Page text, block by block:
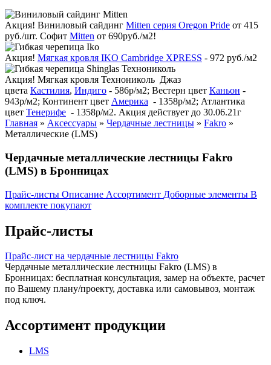
Акция! Виниловый сайдинг Mitten серия Oregon Pride от 415
руб./шт. Софит Mitten от 690руб./м2!
Акция! Мягкая кровля IKO Cambridge XPRESS - 972 руб./м2
Акция! Мягкая кровля Технониколь Джаз
цвета Кастилия, Индиго - 586р/м2; Вестерн цвет Каньон -
943р/м2; Континент цвет Америка - 1358р/м2; Атлантика
цвет Тенерифе - 1358р/м2. Акция действует до 30.06.21г
Главная » Аксессуары » Чердачные лестницы » Fakro »
Металлические (LMS)
Чердачные металлические лестницы Fakro
(LMS) в Бронницах
Прайс-листы Описание Ассортимент Доборные элементы В
комплекте покупают
Прайс-листы
Прайс-лист на чердачные лестницы Fakro
Чердачные металлические лестницы Fakro (LMS) в
Бронницах: бесплатная консультация, замер на объекте, расчет
по Вашему плану/проекту, доставка или самовывоз, монтаж
под ключ.
Ассортимент продукции
LMS